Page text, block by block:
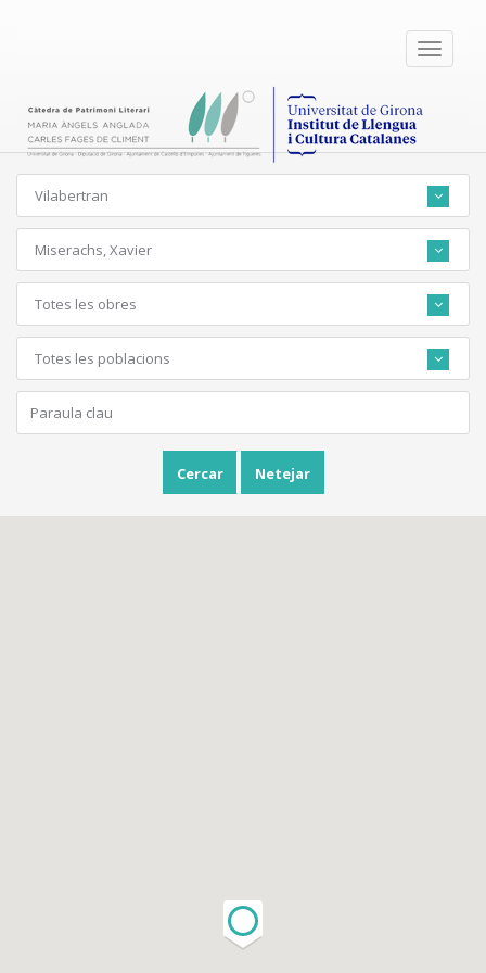
Toggle
Vilabertran
Miserachs, Xavier
Totes les obres
Totes les poblacions
Cercar Netejar